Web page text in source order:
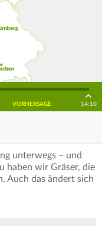
VORHERSAGE 14:10
unterwegs – und
haben wir Gräser, die
Auch das ändert sich